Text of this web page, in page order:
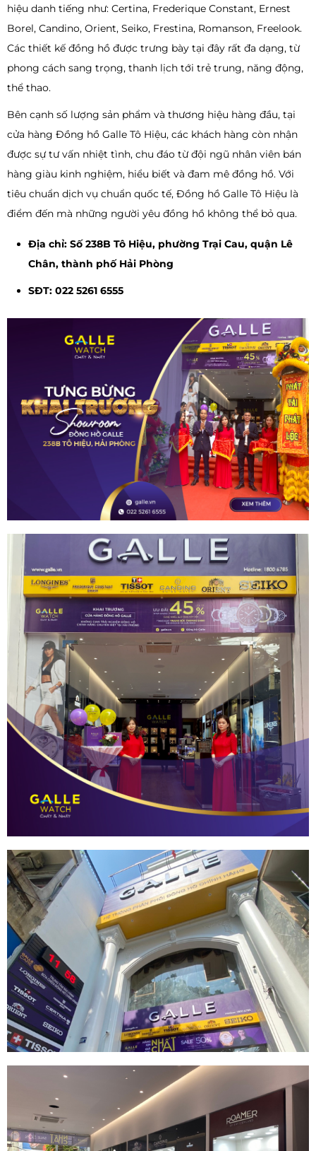
hiệu danh tiếng như: Certina, Frederique Constant, Ernest
Borel, Candino, Orient, Seiko, Frestina, Romanson, Freelook.
Các thiết kế đồng hồ được trưng bày tại đây rất đa dạng, từ
phong cách sang trọng, thanh lịch tới trẻ trung, năng động,
thể thao.
Bên cạnh số lượng sản phẩm và thương hiệu hàng đầu, tại
cửa hàng Đồng hồ Galle Tô Hiệu, các khách hàng còn nhận
được sự tư vấn nhiệt tình, chu đáo từ đội ngũ nhân viên bán
hàng giàu kinh nghiệm, hiểu biết và đam mê đồng hồ. Với
tiêu chuẩn dịch vụ chuẩn quốc tế, Đồng hồ Galle Tô Hiệu là
điểm đến mà những người yêu đồng hồ không thể bỏ qua.
Địa chỉ: Số 238B Tô Hiệu, phường Trại Cau, quận Lê
Chân, thành phố Hải Phòng
SĐT: 022 5261 6555